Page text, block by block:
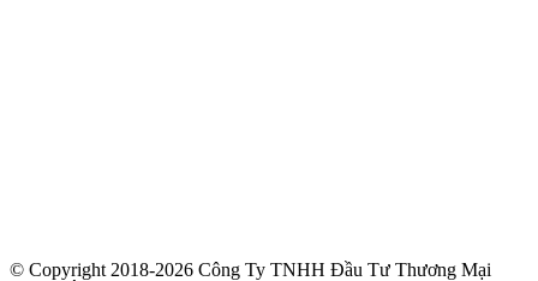
© Copyright 2018-2026 Công Ty TNHH Đầu Tư Thương Mại